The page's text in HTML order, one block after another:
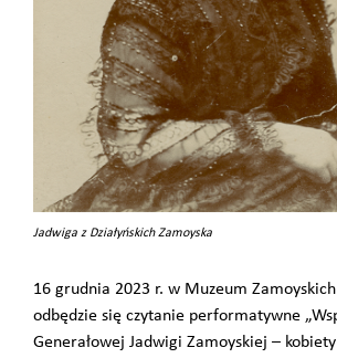
Jadwiga z Działyńskich Zamoyska
16 grudnia 2023 r. w Muzeum Zamoyskich
odbędzie się czytanie performatywne
Generałowej Jadwigi Zamoyskiej –